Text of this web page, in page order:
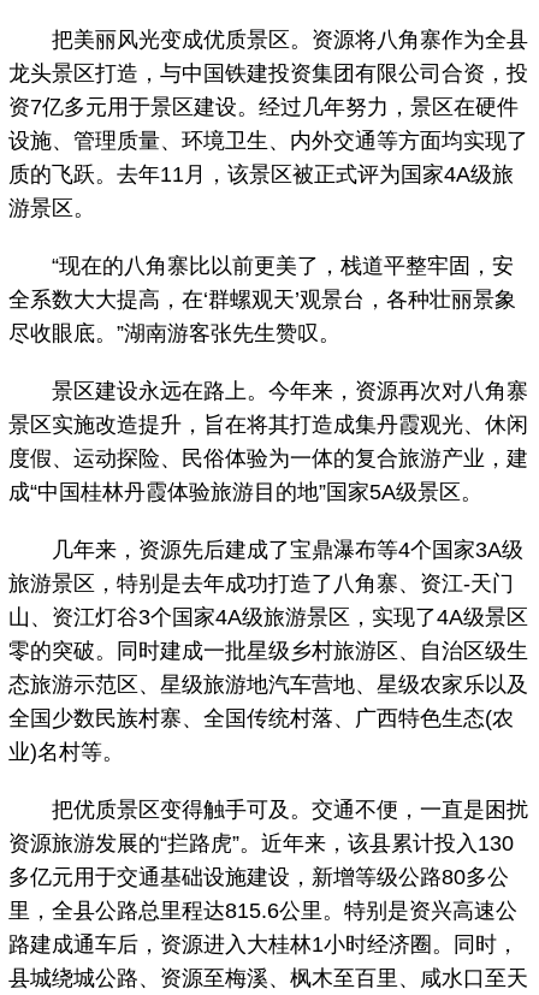
把美丽风光变成优质景区。资源将八角寨作为全县
龙头景区打造，与中国铁建投资集团有限公司合资，投
资7亿多元用于景区建设。经过几年努力，景区在硬件
设施、管理质量、环境卫生、内外交通等方面均实现了
质的飞跃。去年11月，该景区被正式评为国家4A级旅
游景区。
“现在的八角寨比以前更美了，栈道平整牢固，安
全系数大大提高，在‘群螺观天’观景台，各种壮丽景象
尽收眼底。”湖南游客张先生赞叹。
景区建设永远在路上。今年来，资源再次对八角寨
景区实施改造提升，旨在将其打造成集丹霞观光、休闲
度假、运动探险、民俗体验为一体的复合旅游产业，建
成“中国桂林丹霞体验旅游目的地”国家5A级景区。
几年来，资源先后建成了宝鼎瀑布等4个国家3A级
旅游景区，特别是去年成功打造了八角寨、资江-天门
山、资江灯谷3个国家4A级旅游景区，实现了4A级景区
零的突破。同时建成一批星级乡村旅游区、自治区级生
态旅游示范区、星级旅游地汽车营地、星级农家乐以及
全国少数民族村寨、全国传统村落、广西特色生态(农
业)名村等。
把优质景区变得触手可及。交通不便，一直是困扰
资源旅游发展的“拦路虎”。近年来，该县累计投入130
多亿元用于交通基础设施建设，新增等级公路80多公
里，全县公路总里程达815.6公里。特别是资兴高速公
路建成通车后，资源进入大桂林1小时经济圈。同时，
县城绕城公路、资源至梅溪、枫木至百里、咸水口至天